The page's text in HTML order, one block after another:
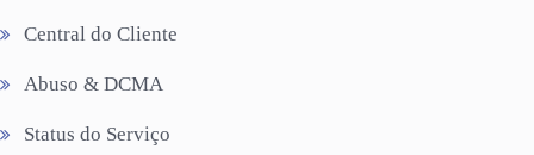
Central do Cliente
Abuso & DCMA
Status do Serviço